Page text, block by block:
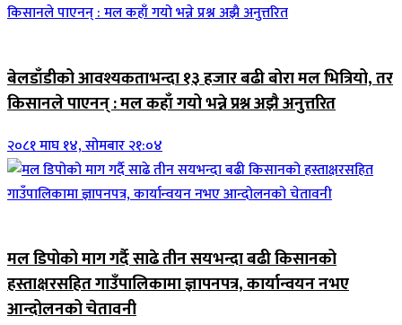
बेलडाँडीको आवश्यकताभन्दा १३ हजार बढी बोरा मल भित्रियो, तर
किसानले पाएनन् : मल कहाँ गयो भन्ने प्रश्न अझै अनुत्तरित
२०८१ माघ १४, सोमबार २१:०४
मल डिपोको माग गर्दै साढे तीन सयभन्दा बढी किसानको
हस्ताक्षरसहित गाउँपालिकामा ज्ञापनपत्र, कार्यान्वयन नभए
आन्दोलनको चेतावनी